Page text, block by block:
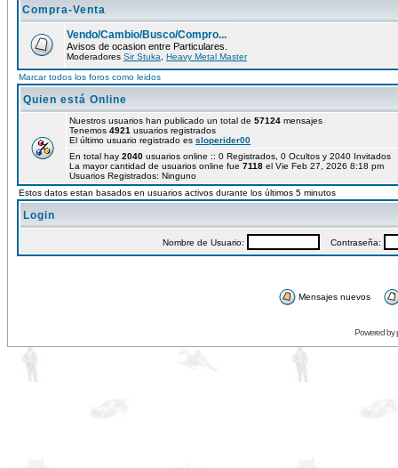
Compra-Venta
Vendo/Cambio/Busco/Compro...
Avisos de ocasion entre Particulares.
Moderadores Sir Stuka Heavy Metal Master
Marcar todos los foros como leidos
Quien está Online
Nuestros usuarios han publicado un total de 57124 mensajes
Tenemos 4921 usuarios registrados
El último usuario registrado es sloperider00
En total hay 2040 usuarios online :: 0 Registrados, 0 Ocultos y 2040
La mayor cantidad de usuarios online fue 7118 el Vie Feb 27, 2026 8:18 pm
Usuarios Registrados: Ninguno
Estos datos estan basados en usuarios activos durante los últimos 5 minutos
Login
Nombre de Usuario: Contraseña:
Mensajes nuevos
Powered by